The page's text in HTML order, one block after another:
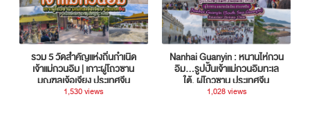
รวม 5 วัดสำคัญแห่งถิ่นกำเนิด
เจ้าแม่กวนอิม | เกาะผู่โถวซาน
มณฑลเจ้อเจียง ประเทศจีน
1,530 views
Nanhai Guanyin : หนานไห่กวน
อิม...รูปปั้นเจ้าแม่กวนอิมทะเล
ใต้, ผู่โถวซาน ประเทศจีน
1,028 views